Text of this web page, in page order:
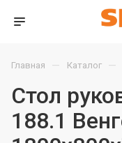
Главная — Каталог —
Стол
188.1